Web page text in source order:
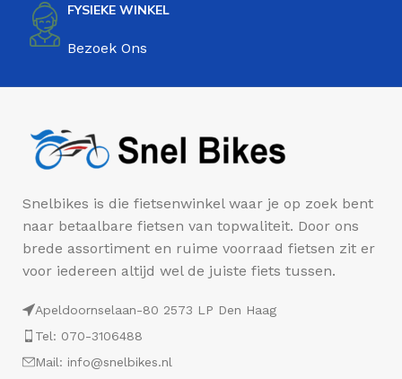
FYSIEKE WINKEL
Bezoek Ons
Snelbikes is die fietsenwinkel waar je op zoek bent
naar betaalbare fietsen van topwaliteit. Door ons
brede assortiment en ruime voorraad fietsen zit er
voor iedereen altijd wel de juiste fiets tussen.
Apeldoornselaan-80 2573 LP Den Haag
Tel: 070-3106488
Mail: info@snelbikes.nl